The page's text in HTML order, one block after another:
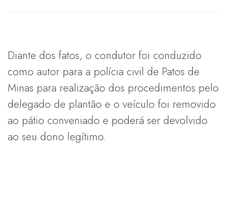
Diante dos fatos, o condutor foi conduzido
como autor para a polícia civil de Patos de
Minas para realização dos procedimentos pelo
delegado de plantão e o veículo foi removido
ao pátio conveniado e poderá ser devolvido
ao seu dono legítimo.